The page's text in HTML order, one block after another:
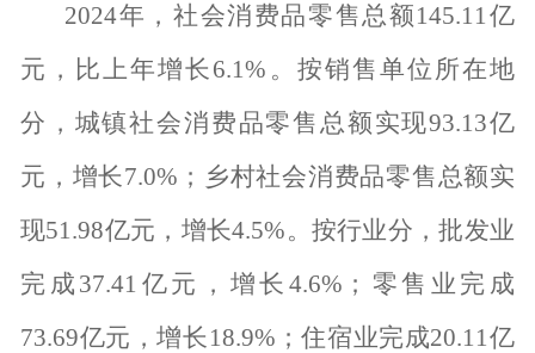
2024年，社会消费品零售总额145.11亿
元，比上年增长 6.1% 。按销售单位所在地
分，城镇社会消费品零售总额实现93.13亿
元，增长7.0% ；乡村社会消费品零售总额实
现51.98亿元，增长4.5%。按行业分，批发业
完成 37.41 亿元，增长 4.6% ；零售业完成
73.69亿元，增长 18.9% ；住宿业完成20.11亿